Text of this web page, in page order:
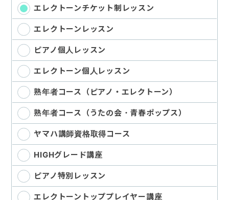
エレクトーンチケット制レッスン
エレクトーンレッスン
ピアノ個人レッスン
エレクトーン個人レッスン
熟年者コース（ピアノ・エレクトーン）
熟年者コース（うたの会・青春ポップス）
ヤマハ講師資格取得コース
HIGHグレード講座
ピアノ特別レッスン
エレクトーントッププレイヤー講座